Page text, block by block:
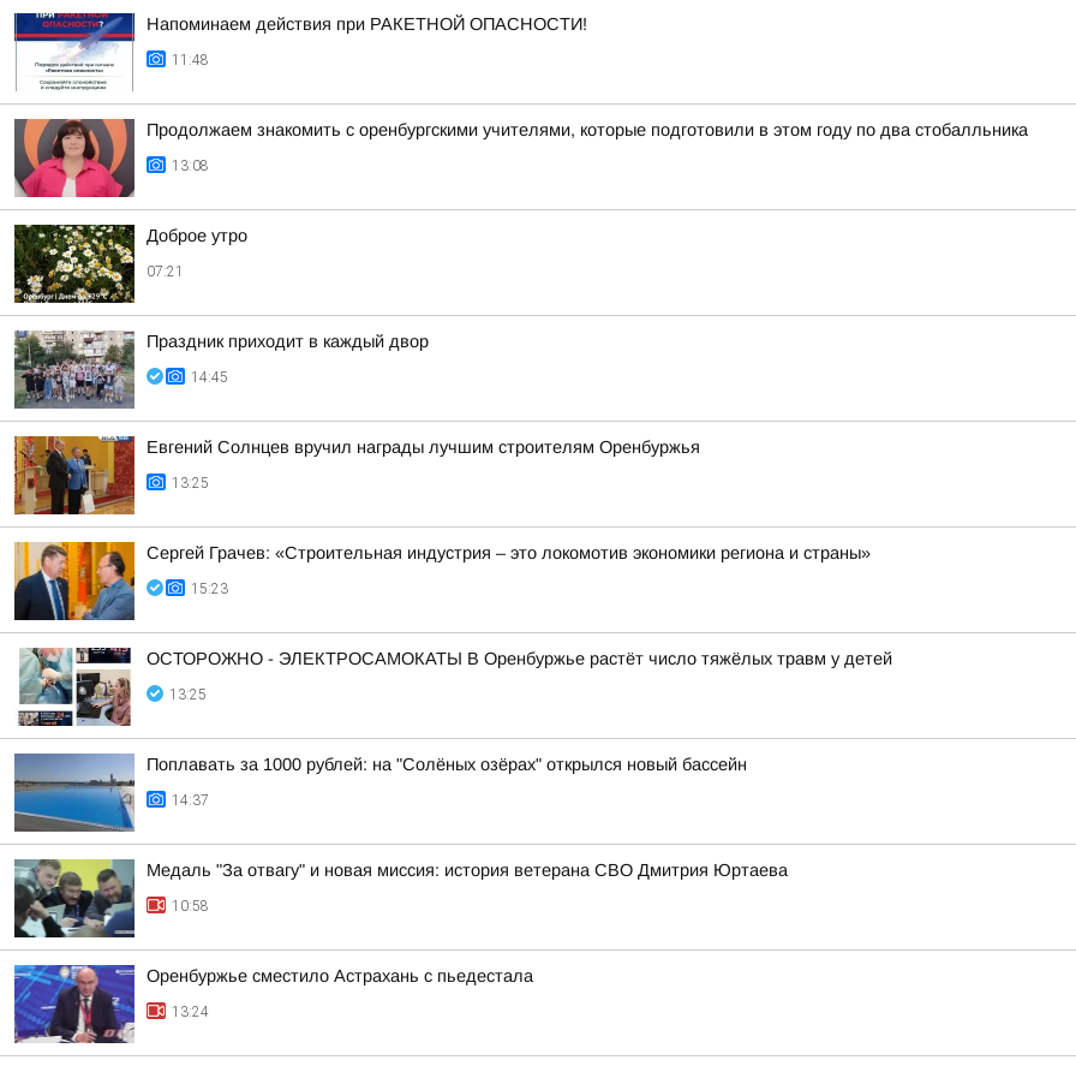
Напоминаем действия при РАКЕТНОЙ ОПАСНОСТИ!
11:48
Продолжаем знакомить с оренбургскими учителями, которые подготовили в этом году по два стобалльника
13:08
Доброе утро
07:21
Праздник приходит в каждый двор
14:45
Евгений Солнцев вручил награды лучшим строителям Оренбуржья
13:25
Сергей Грачев: «Строительная индустрия – это локомотив экономики региона и страны»
15:23
ОСТОРОЖНО - ЭЛЕКТРОСАМОКАТЫ В Оренбуржье растёт число тяжёлых травм у детей
13:25
Поплавать за 1000 рублей: на "Солёных озёрах" открылся новый бассейн
14:37
Медаль "За отвагу" и новая миссия: история ветерана СВО Дмитрия Юртаева
10:58
Оренбуржье сместило Астрахань с пьедестала
13:24